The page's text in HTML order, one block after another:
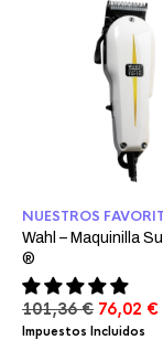
NUESTROS
Wahl – Maquinilla
®
101,36€ El
precio
76,02 €El
Impuestos Incluidos